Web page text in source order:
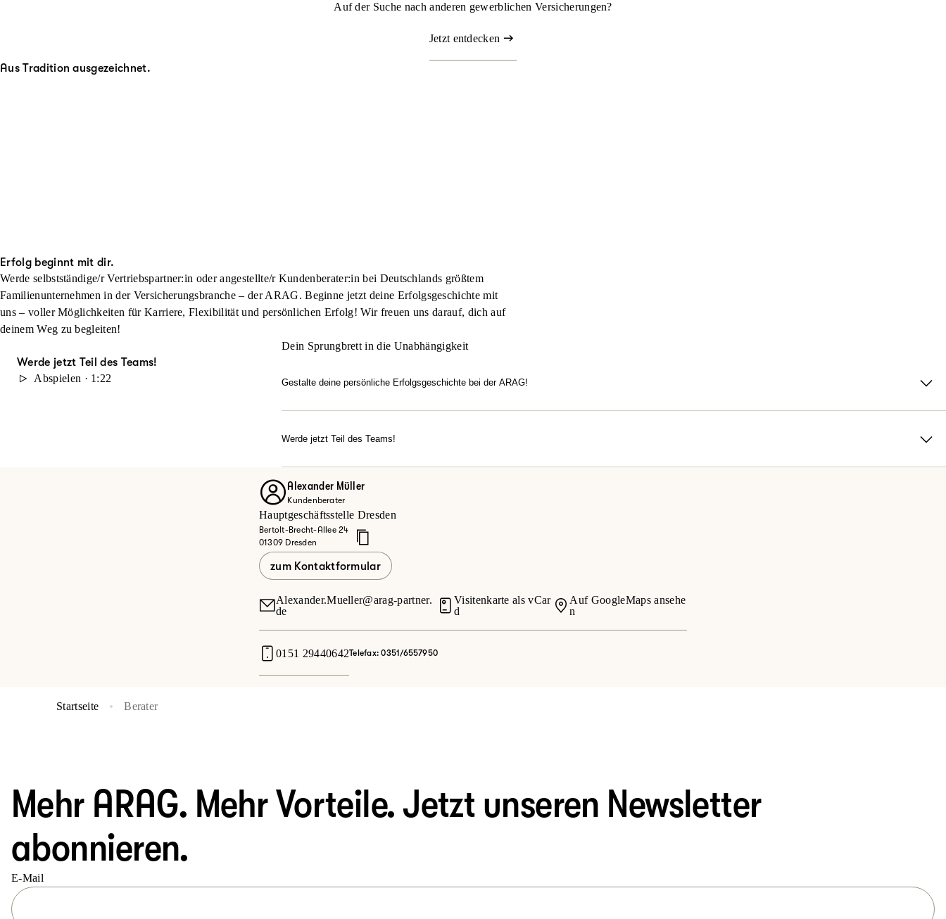
Auf der Suche nach anderen gewerblichen Versicherungen?
Jetzt entdecken
Aus Tradition ausgezeichnet.
Erfolg beginnt mit dir.
Werde selbstständige/r Vertriebspartner:in oder angestellte/r Kundenberater:in bei Deutschlands größtem
Familienunternehmen in der Versicherungsbranche – der ARAG. Beginne jetzt deine Erfolgsgeschichte mit
uns – voller Möglichkeiten für Karriere, Flexibilität und persönlichen Erfolg! Wir freuen uns darauf, dich auf
deinem Weg zu begleiten!
Werde jetzt Teil des Teams!
Abspielen · 1:22
Dein Sprungbrett in die Unabhängigkeit
Gestalte deine persönliche Erfolgsgeschichte bei der ARAG!
Karrierechancen?
Werde jetzt Teil des Teams!
Jetzt mehr erfahren
Alexander Müller
Kundenberater
Hauptgeschäftsstelle Dresden
Bertolt-Brecht-Allee 24
01309 Dresden
zum Kontaktformular
Alexander.Mueller@arag-partner.
de
Visitenkarte als vCar
d
Auf GoogleMaps ansehe
n
0151 29440642Telefax: 0351/6557950
Startseite Berater
Mehr ARAG. Mehr Vorteile. Jetzt unseren Newsletter
abonnieren.
E-Mail